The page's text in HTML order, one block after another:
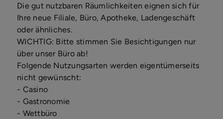
Die gut nutzbaren Räumlichkeiten eignen sich für
Ihre neue Filiale, Büro, Apotheke, Ladengeschäft
oder ähnliches.
WICHTIG: Bitte stimmen Sie Besichtigungen nur
über unser Büro ab!
Folgende Nutzungsarten werden eigentümerseits
nicht gewünscht:
- Casino
- Gastronomie
- Wettbüro